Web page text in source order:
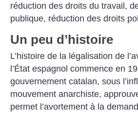
réduction des droits du travail,
publique, réduction des droits
Un peu d’histoire
L’histoire de la légalisation de
l’État espagnol commence en
gouvernement catalan, sous
mouvement anarchiste,
permet l’avortement à la